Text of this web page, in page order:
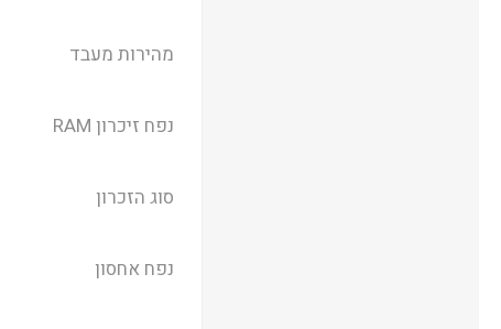
מהירות מעבד
נפח זיכרון RAM
סוג הזכרון
נפח אחסון